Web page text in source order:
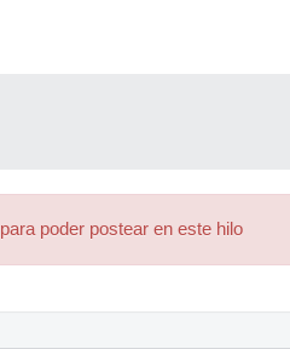
para poder postear en este hilo